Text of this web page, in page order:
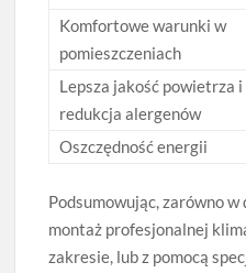
Komfortowe warunki w
pomieszczeniach
Lepsza jakość powietrza i
redukcja alergenów
Oszczędność energii
Podsumowując, zarówno
montaż profesjonalnej
zakresie, lub z pomocą